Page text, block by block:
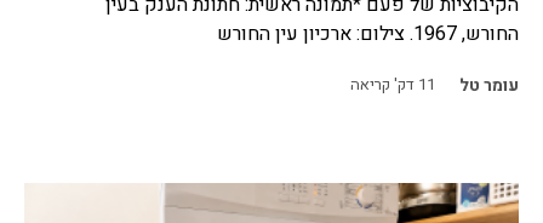
החורש, 1967. צילום: ארכיון עין החורש
עומר טל 11 דק' קריאה